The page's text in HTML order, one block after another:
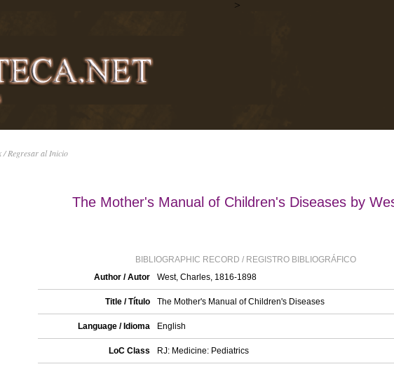
>
/ Regresar al Inicio
The Mother's Manual of Children's Diseases by
BIBLIOGRAPHIC RECORD / REGISTRO BIBLIOGRÁFICO
Author / Autor
West, Charles, 1816-1898
Title / Título The Mother's Manual of Children's Diseases
Language / Idioma English
LoC Class RJ: Medicine: Pediatrics